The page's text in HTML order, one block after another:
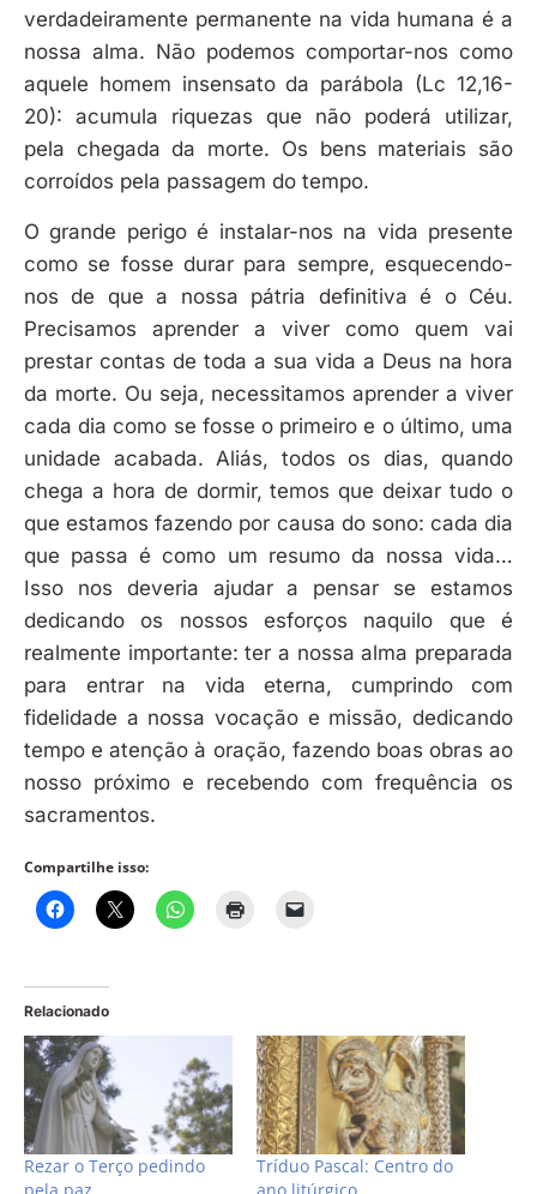
verdadeiramente permanente na vida humana é a
nossa alma. Não podemos comportar-nos como
aquele homem insensato da parábola (Lc 12,16-
20): acumula riquezas que não poderá utilizar,
pela chegada da morte. Os bens materiais são
corroídos pela passagem do tempo.
O grande perigo é instalar-nos na vida presente
como se fosse durar para sempre, esquecendo-
nos de que a nossa pátria definitiva é o Céu.
Precisamos aprender a viver como quem vai
prestar contas de toda a sua vida a Deus na hora
da morte. Ou seja, necessitamos aprender a viver
cada dia como se fosse o primeiro e o último, uma
unidade acabada. Aliás, todos os dias, quando
chega a hora de dormir, temos que deixar tudo o
que estamos fazendo por causa do sono: cada dia
que passa é como um resumo da nossa vida…
Isso nos deveria ajudar a pensar se estamos
dedicando os nossos esforços naquilo que é
realmente importante: ter a nossa alma preparada
para entrar na vida eterna, cumprindo com
fidelidade a nossa vocação e missão, dedicando
tempo e atenção à oração, fazendo boas obras ao
nosso próximo e recebendo com frequência os
sacramentos.
Compartilhe isso:
Relacionado
Rezar o Terço pedindo
Tríduo Pascal: Centro do